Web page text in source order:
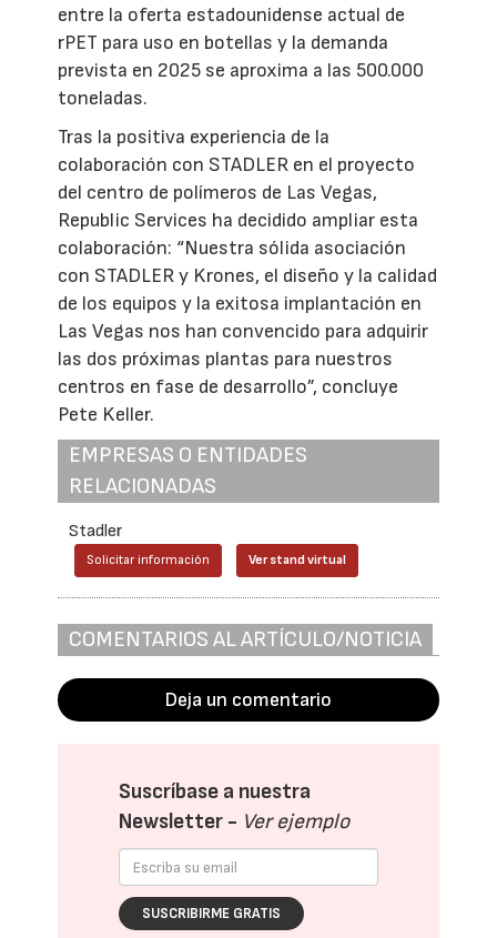
entre la oferta estadounidense actual de
rPET para uso en botellas y la demanda
prevista en 2025 se aproxima a las 500.000
toneladas.
Tras la positiva experiencia de la
colaboración con STADLER en el proyecto
del centro de polímeros de Las Vegas,
Republic Services ha decidido ampliar esta
colaboración: “Nuestra sólida asociación
con STADLER y Krones, el diseño y la calidad
de los equipos y la exitosa implantación en
Las Vegas nos han convencido para adquirir
las dos próximas plantas para nuestros
centros en fase de desarrollo”, concluye
Pete Keller.
EMPRESAS O ENTIDADES
RELACIONADAS
Stadler
Solicitar información Ver stand virtual
COMENTARIOS AL ARTÍCULO/NOTICIA
Deja un comentario
Suscríbase a nuestra
Newsletter - Ver ejemplo
SUSCRIBIRME GRATIS